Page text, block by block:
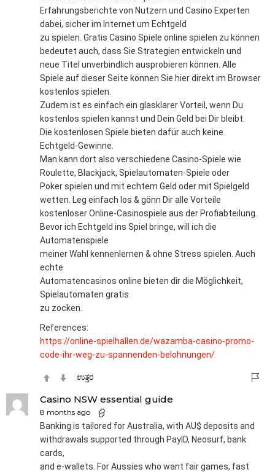
Erfahrungsberichte von Nutzern und Casino Experten
dabei, sicher im Internet um Echtgeld
zu spielen. Gratis Casino Spiele online spielen zu können
bedeutet auch, dass Sie Strategien entwickeln und
neue Titel unverbindlich ausprobieren können. Alle
Spiele auf dieser Seite können Sie hier direkt im Browser
kostenlos spielen.
Zudem ist es einfach ein glasklarer Vorteil, wenn Du
kostenlos spielen kannst und Dein Geld bei Dir bleibt.
Die kostenlosen Spiele bieten dafür auch keine
Echtgeld-Gewinne.
Man kann dort also verschiedene Casino-Spiele wie
Roulette, Blackjack, Spielautomaten-Spiele oder
Poker spielen und mit echtem Geld oder mit Spielgeld
wetten. Leg einfach los & gönn Dir alle Vorteile
kostenloser Online-Casinospiele aus der Profiabteilung.
Bevor ich Echtgeld ins Spiel bringe, will ich die
Automatenspiele
meiner Wahl kennenlernen & ohne Stress spielen. Auch
echte
Automatencasinos online bieten dir die Möglichkeit,
Spielautomaten gratis
zu zocken.
References:
https://online-spielhallen.de/wazamba-casino-promo-
code-ihr-weg-zu-spannenden-belohnungen/
ಉತ್ತರ
Casino NSW essential guide
8 months ago
Banking is tailored for Australia, with AU$ deposits and
withdrawals supported through PayID, Neosurf, bank
cards,
and e-wallets. For Aussies who want fair games, fast